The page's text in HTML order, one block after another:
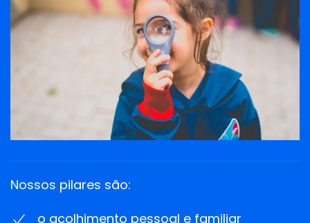
Nossos pilares são:
o acolhimento pessoal e familiar